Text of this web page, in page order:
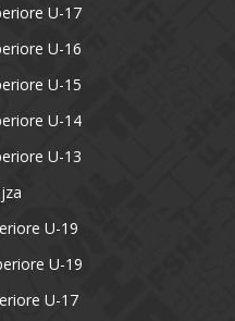
U-17
U-16
U-15
U-14
U-13
U-19
U-19
U-17